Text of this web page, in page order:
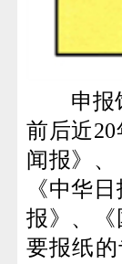
申报馆
前后近
闻报》、
《中华
报》、
要报纸